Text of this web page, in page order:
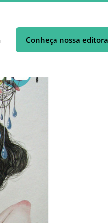
Conheça nossa editora